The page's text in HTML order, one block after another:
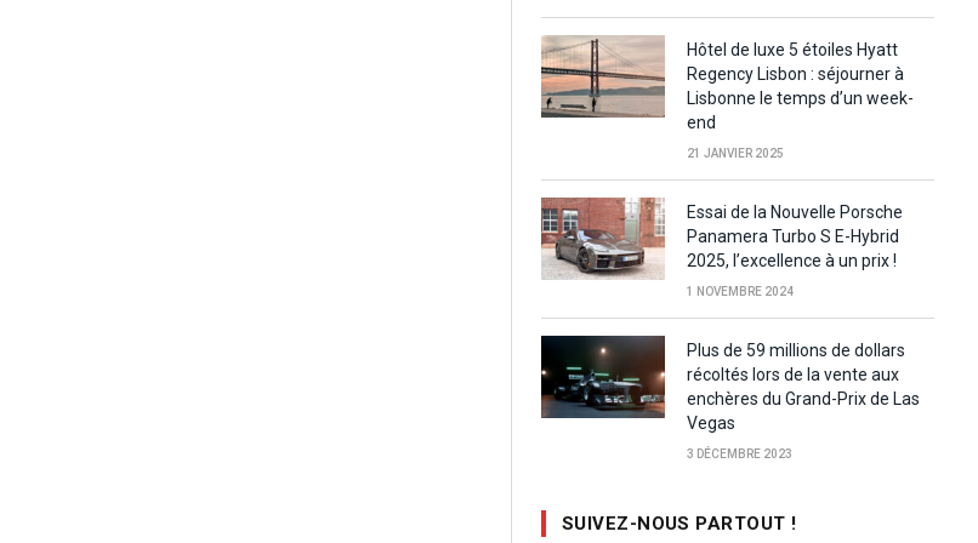
Hôtel de luxe 5 étoiles Hyatt
Regency Lisbon : séjourner à
Lisbonne le temps d’un week-
end
21 JANVIER 2025
Essai de la Nouvelle Porsche
Panamera Turbo S E-Hybrid
2025, l’excellence à un prix !
1 NOVEMBRE 2024
Plus de 59 millions de dollars
récoltés lors de la vente aux
enchères du Grand-Prix de Las
Vegas
3 DÉCEMBRE 2023
SUIVEZ-NOUS PARTOUT !